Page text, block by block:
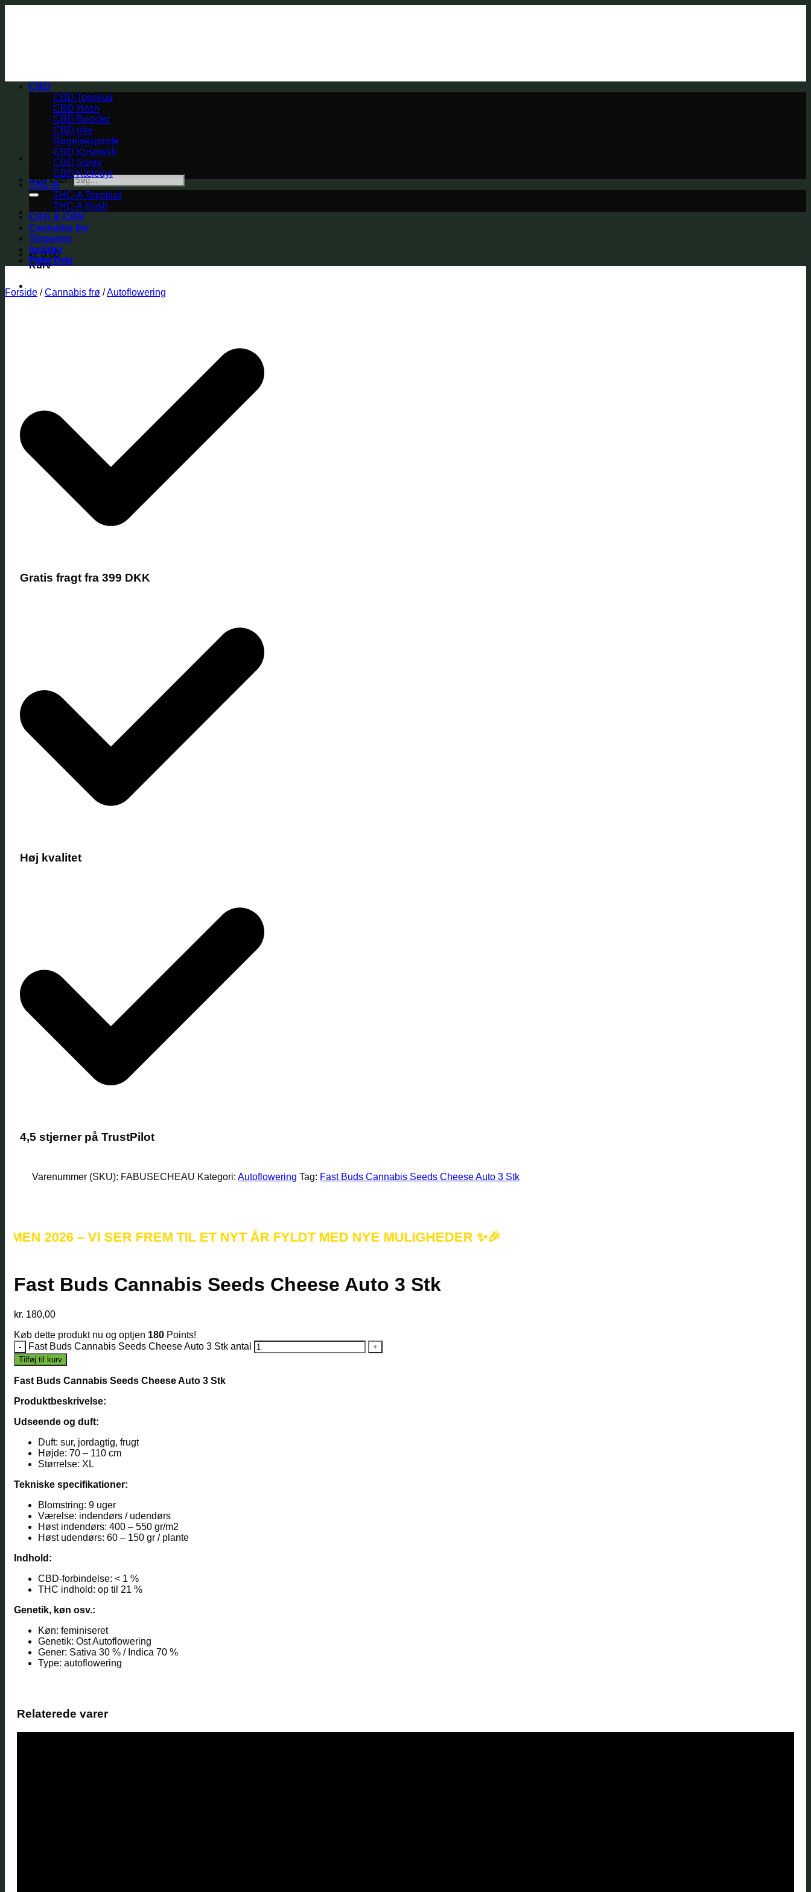
Søg efter:
kr.0,00
Kurv
CBD
CBD Topskud
CBD Hash
CBD Booster
CBD olie
Røgelsespinde
CBD Kosmetik
CBD Spray
CBD Kæledyr
THC-A
THC-A Topskud
THC-A Hash
CBG & CBN
Cannabis frø
Terpenes
Isolater
Fake Urin
Forside / Cannabis frø /Autoflowering
Gratis fragt fra 399 DKK
Høj kvalitet
4,5 stjerner på TrustPilot
Varenummer (SKU): FABUSECHEAU Kategori: Autoflowering Tag: Fast Buds Cannabis Seeds Cheese Auto 3 Stk
2026 – VI SER FREM TIL ET NYT ÅR FYLDT MED NYE MULIGHEDER ✨🎉
Fast Buds Cannabis Seeds Cheese Auto 3 Stk
kr. 180,00
Køb dette produkt nu og optjen 180 Points!
Fast Buds Cannabis Seeds Cheese Auto 3 Stk antal
Tilføj til kurv
Fast Buds Cannabis Seeds Cheese Auto 3 Stk
Produktbeskrivelse:
Udseende og duft:
Duft: sur, jordagtig, frugt
Højde: 70 – 110 cm
Størrelse: XL
Tekniske specifikationer:
Blomstring: 9 uger
Værelse: indendørs / udendørs
Høst indendørs: 400 – 550 gr/m2
Høst udendørs: 60 – 150 gr / plante
Indhold:
CBD-forbindelse: < 1 %
THC indhold: op til 21 %
Genetik, køn osv.:
Køn: feminiseret
Genetik: Ost Autoflowering
Gener: Sativa 30 % / Indica 70 %
Type: autoflowering
Relaterede varer